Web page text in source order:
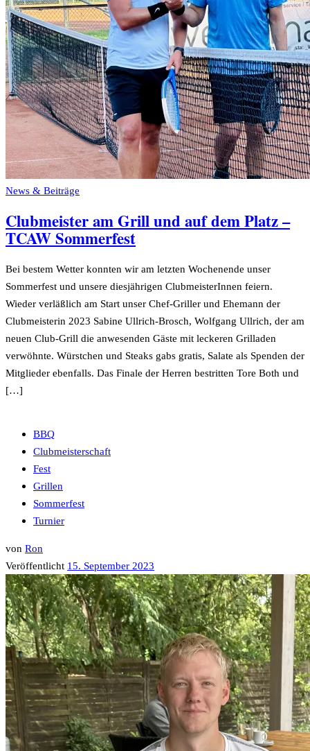
News & Beiträge
Clubmeister am Grill und auf dem Platz –
TCAW Sommerfest
Bei bestem Wetter konnten wir am letzten Wochenende unser
Sommerfest und unsere diesjährigen ClubmeisterInnen feiern.
Wieder verläßlich am Start unser Chef-Griller und Ehemann der
Clubmeisterin 2023 Sabine Ullrich-Brosch, Wolfgang Ullrich, der am
neuen Club-Grill die anwesenden Gäste mit leckeren Grilladen
verwöhnte. Würstchen und Steaks gabs gratis, Salate als Spenden der
Mitglieder ebenfalls. Das Finale der Herren bestritten Tore Both und
[…]
BBQ
Clubmeisterschaft
Fest
Grillen
Sommerfest
Turnier
von Ron
Veröffentlicht 15. September 2023